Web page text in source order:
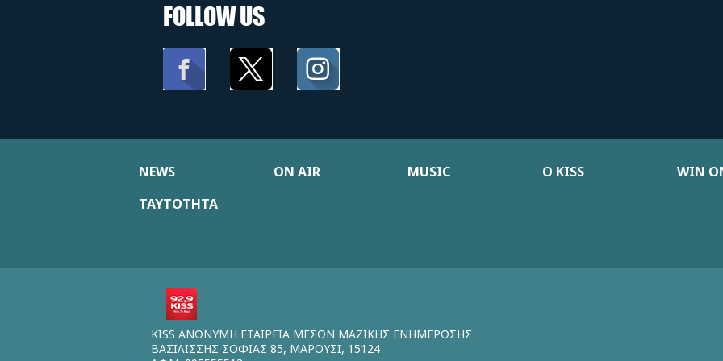
FOLLOW US
NEWS ON AIR MUSIC Ο KISS WIN
ΤΑΥΤΟΤΗΤΑ
KISS ΑΝΩΝΥΜΗ ΕΤΑΙΡΕΙΑ ΜΕΣΩΝ ΜΑΖΙΚΗΣ ΕΝΗΜΕΡΩΣΗΣ
ΒΑΣΙΛΙΣΣΗΣ ΣΟΦΙΑΣ 85, ΜΑΡΟΥΣΙ, 15124